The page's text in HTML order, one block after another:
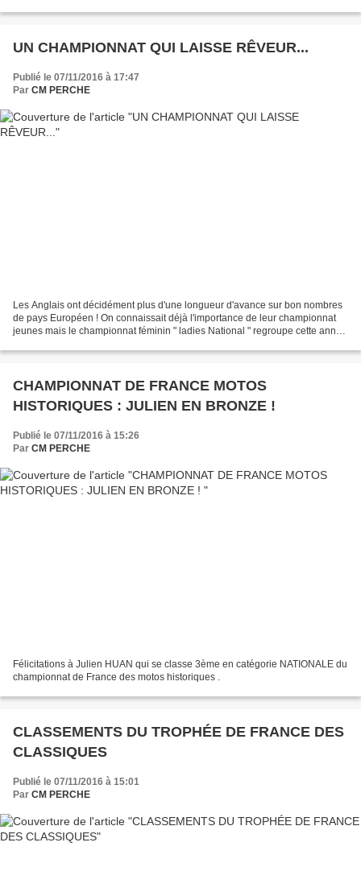
UN CHAMPIONNAT QUI LAISSE RÊVEUR...
Publié le 07/11/2016 à 17:47
Par CM PERCHE
Les Anglais ont décidément plus d'une longueur d'avance sur bon nombres
de pays Européen ! On connaissait déjà l'importance de leur championnat
jeunes mais le championnat féminin " ladies National " regroupe cette année
CHAMPIONNAT DE FRANCE MOTOS
HISTORIQUES : JULIEN EN BRONZE !
Publié le 07/11/2016 à 15:26
Par CM PERCHE
Félicitations à Julien HUAN qui se classe 3ème en catégorie NATIONALE du
championnat de France des motos historiques .
CLASSEMENTS DU TROPHÉE DE FRANCE DES
CLASSIQUES
Publié le 07/11/2016 à 15:01
Par CM PERCHE